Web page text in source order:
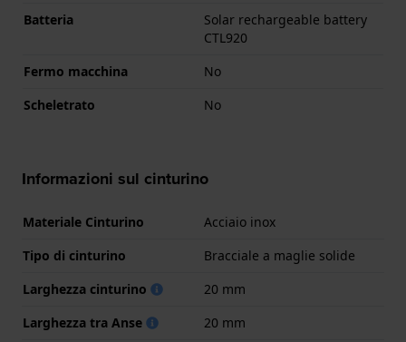
Batteria
Solar rechargeable battery
CTL920
Fermo macchina
No
Scheletrato
No
Informazioni sul cinturino
Materiale Cinturino
Acciaio inox
Tipo di cinturino
Bracciale a maglie solide
Larghezza cinturino
20 mm
Larghezza tra Anse
20 mm